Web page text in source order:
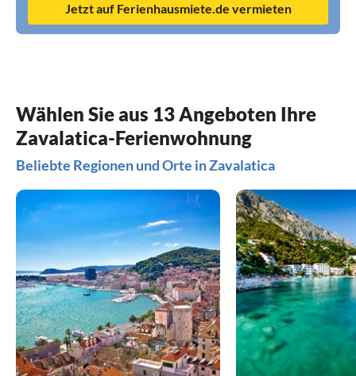
Jetzt auf Ferienhausmiete.de vermieten
Wählen Sie aus 13 Angeboten Ihre
Zavalatica-Ferienwohnung
Beliebte Regionen und Orte in Zavalatica